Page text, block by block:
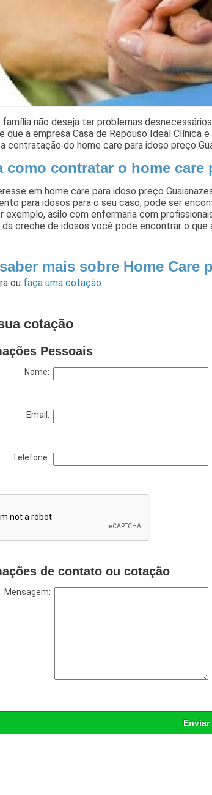
família não deseja ter problemas
que a empresa Casa de Repouso Ideal Clínica
contratação do home care para idoso preço
como contratar o home care
em home care para idoso preço
para idosos para o seu caso, pode ser
exemplo, asilo com enfermaria com
creche de idosos você pode encontrar o que
mais sobre Home Care
ou faça uma cotação
cotação
Pessoais
Nome:
Email:
Telefone:
de contato ou cotação
Mensagem:
Enviar